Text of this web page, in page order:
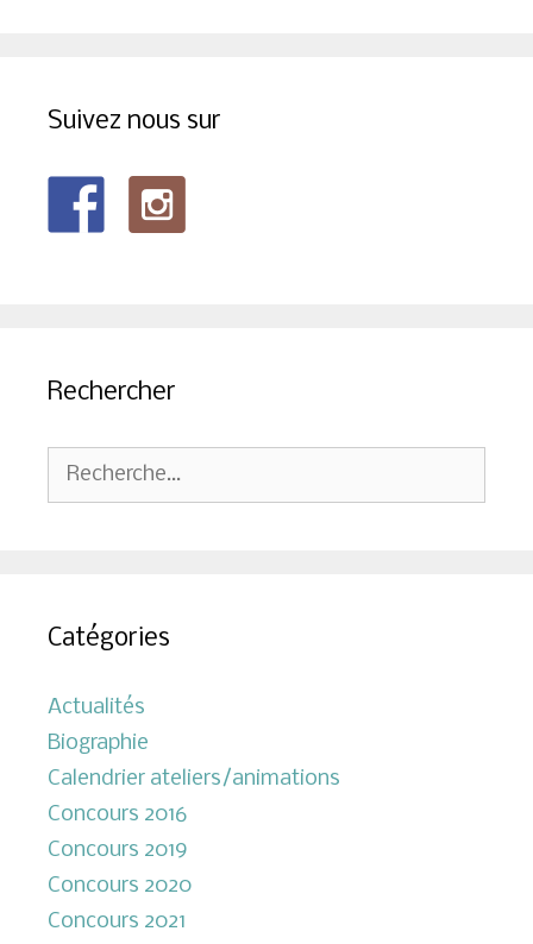
Suivez nous sur
Rechercher
Rechercher :
Catégories
Actualités
Biographie
Calendrier ateliers/animations
Concours 2016
Concours 2019
Concours 2020
Concours 2021